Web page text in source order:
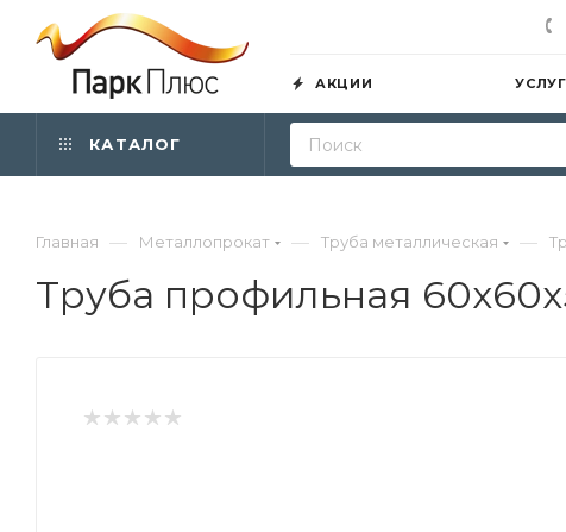
АКЦИИ
КАТАЛОГ
Главная — Металлопрокат — Труба металлическая —
Труба профильная